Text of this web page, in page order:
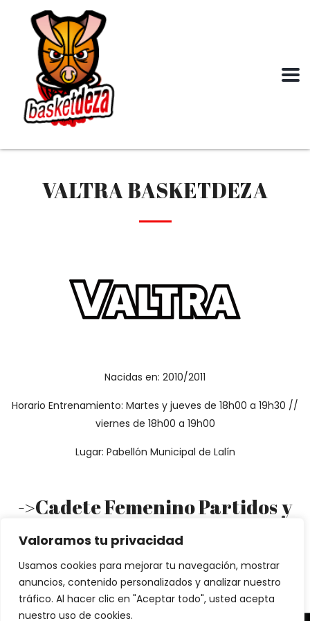
Valoramos tu privacidad
Usamos cookies para mejorar tu navegación, mostrar
anuncios, contenido personalizados y analizar nuestro
tráfico. Al hacer clic en "Aceptar todo", usted acepta
nuestro uso de cookies.
VALTRA BASKETDEZA
Nacidas en: 2010/2011
Horario Entrenamiento: Martes y jueves de 18h00 a 19h30 //
viernes de 18h00 a 19h00
Lugar: Pabellón Municipal de Lalín
->Cadete Femenino Partidos y
Clasificación<-